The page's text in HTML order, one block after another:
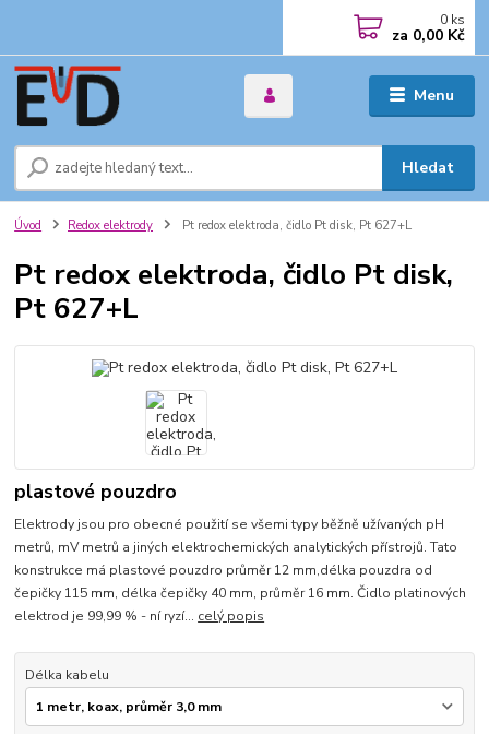
Menu
Hledat
0 ks
za 0,00 Kč
Úvod Redox elektrody Pt redox elektroda, čidlo Pt disk, Pt 627+L
Pt redox elektroda, čidlo Pt disk,
Pt 627+L
plastové pouzdro
Elektrody jsou pro obecné použití se všemi typy běžně užívaných pH
metrů, mV metrů a jiných elektrochemických analytických přístrojů. Tato
konstrukce má plastové pouzdro průměr 12 mm,délka pouzdra od
čepičky 115 mm, délka čepičky 40 mm, průměr 16 mm. Čidlo platinových
elektrod je 99,99 % - ní ryzí... celý popis
Délka kabelu